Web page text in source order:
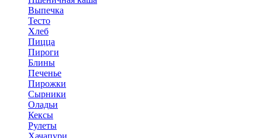
Выпечка
Тесто
Хлеб
Пицца
Пироги
Блины
Печенье
Пирожки
Сырники
Оладьи
Кексы
Рулеты
Хачапури